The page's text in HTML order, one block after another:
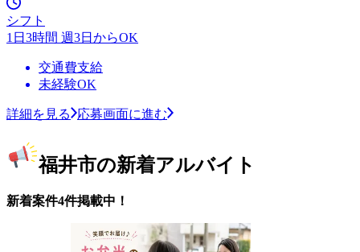
シフト
1日3時間 週3日からOK
交通費支給
未経験OK
詳細を見る 応募画面に進む
福井市の新着アルバイト
新着案件4件掲載中！